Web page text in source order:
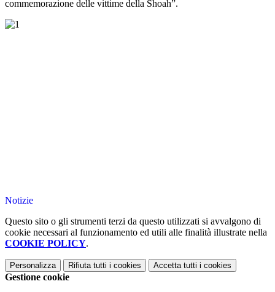
commemorazione delle vittime della Shoah”.
Notizie
Questo sito o gli strumenti terzi da questo utilizzati si avvalgono di
cookie necessari al funzionamento ed utili alle finalità illustrate nella
COOKIE POLICY.
Personalizza Rifiuta tutti i cookies Accetta tutti i cookies
Gestione cookie